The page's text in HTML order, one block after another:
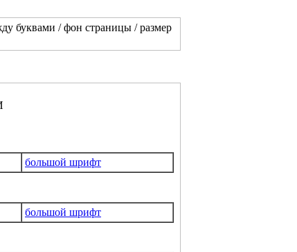
буквами / фон страницы / размер
большой шрифт
большой шрифт